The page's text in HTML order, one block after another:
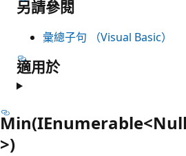
另請參閱
彙總子句 （Visual Basic）
適用於
>)